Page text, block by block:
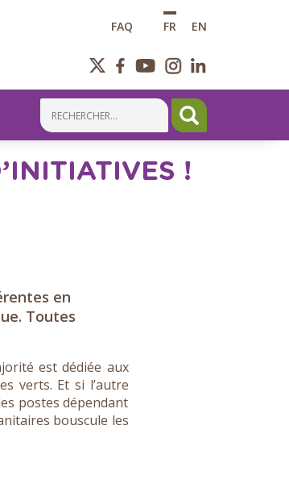
FAQ FR EN
!
en
Toutes
est dédiée aux
verts. Et si l’autre
postes dépendant
bouscule les